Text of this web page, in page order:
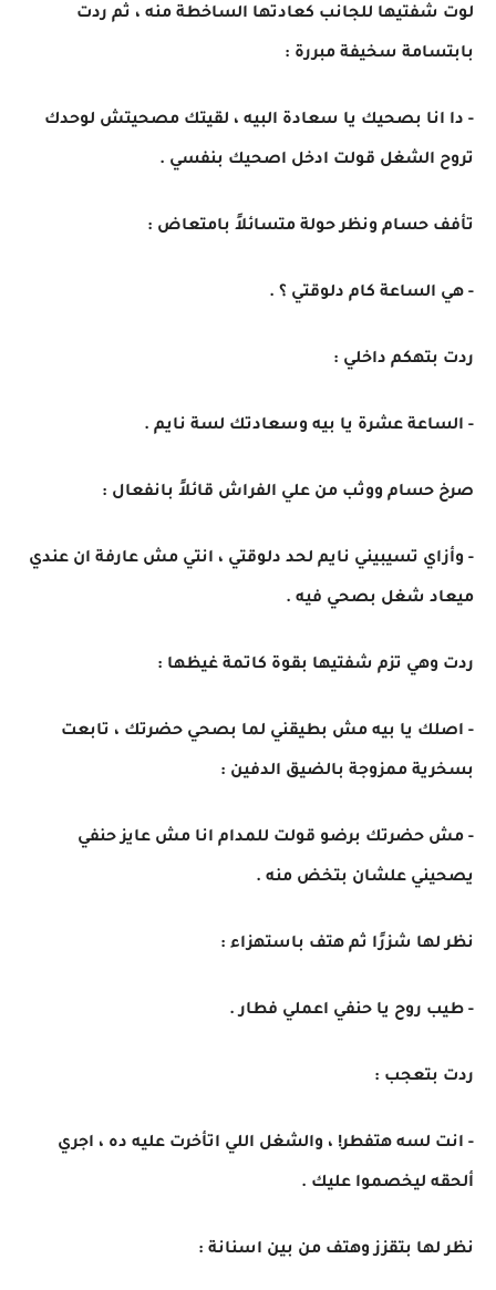
لوت شفتيها للجانب كعادتها الساخطة منه ، ثم ردت
بابتسامة سخيفة مبررة :
- دا انا بصحيك يا سعادة البيه ، لقيتك مصحيتش لوحدك
تروح الشغل قولت ادخل اصحيك بنفسي .
تأفف حسام ونظر حولة متسائلاً بامتعاض :
- هي الساعة كام دلوقتي ؟ .
ردت بتهكم داخلي :
- الساعة عشرة يا بيه وسعادتك لسة نايم .
صرخ حسام ووثب من علي الفراش قائلاً بانفعال :
- وأزاي تسيبيني نايم لحد دلوقتي ، انتي مش عارفة ان عندي
ميعاد شغل بصحي فيه .
ردت وهي تزم شفتيها بقوة كاتمة غيظها :
- اصلك يا بيه مش بطيقني لما بصحي حضرتك ، تابعت
بسخرية ممزوجة بالضيق الدفين :
- مش حضرتك برضو قولت للمدام انا مش عايز حنفي
يصحيني علشان بتخض منه .
نظر لها شزرًا ثم هتف باستهزاء :
- طيب روح يا حنفي اعملي فطار .
ردت بتعجب :
- انت لسه هتفطر! ، والشغل اللي اتأخرت عليه ده ، اجري
ألحقه ليخصموا عليك .
نظر لها بتقزز وهتف من بين اسنانة :